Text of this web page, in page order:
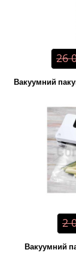
26
Вакуумний
2
Вакуумний